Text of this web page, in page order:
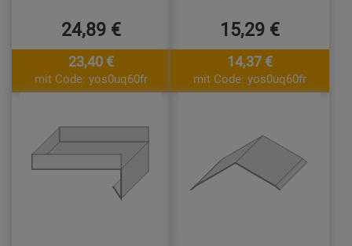
24,89 €
23,40 €
mit Code: yos0uq60fr
15,29 €
14,37 €
mit Code: yos0uq60fr